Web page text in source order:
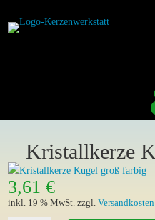
Kristallkerze
3,61€
inkl. 19 % MwSt. zzgl.Versandkosten